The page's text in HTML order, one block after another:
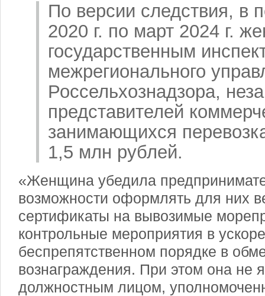
По версии следствия, в
2020 г. по март 2024 г.
государственным
межрегионального
Россельхознадзора,
представителей
занимающихся
1,5 млн рублей.
«Женщина убедила
возможности оформлять для них
сертификаты на вывозимые
контрольные мероприятия в
беспрепятственном порядке в
вознаграждения. При этом она не
должностным лицом,